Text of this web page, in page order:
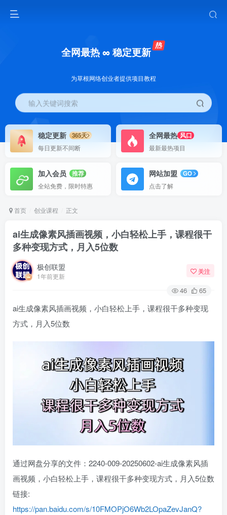
全网最热 ∞ 稳定更新
为草根网络创业者提供项目教程
输入关键词搜索
稳定更新
365天
每日更新不间断
全网最热 风口
最新最热项目
加入会员
推荐
全站免费，限时特惠
网站加盟
GO
点击了解
首页 创业课程 正文
ai生成像素风插画视频，小白轻松上手，课程很干
多种变现方式，月入5位数
极创联盟
1年前更新
关注
46 65
ai生成像素风插画视频，小白轻松上手，课程很干多种变现
方式，月入5位数
通过网盘分享的文件：2240-009-20250602-ai生成像素风插
画视频，小白轻松上手，课程很干多种变现方式，月入5位数
链接:
https://pan.baidu.com/s/10FMOPjO6Wb2LOpaZevJanQ?